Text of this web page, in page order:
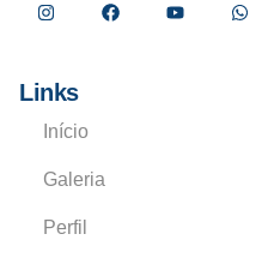
Links
Início
Galeria
Perfil